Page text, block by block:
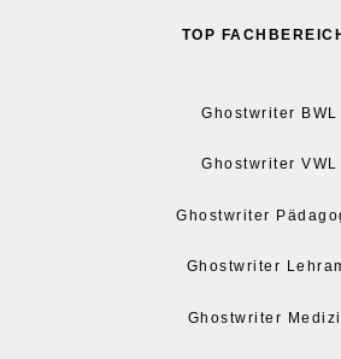
TOP
Ghostwriter BWL
Ghostwriter VWL
Ghostwriter
Ghostwriter
Ghostwriter